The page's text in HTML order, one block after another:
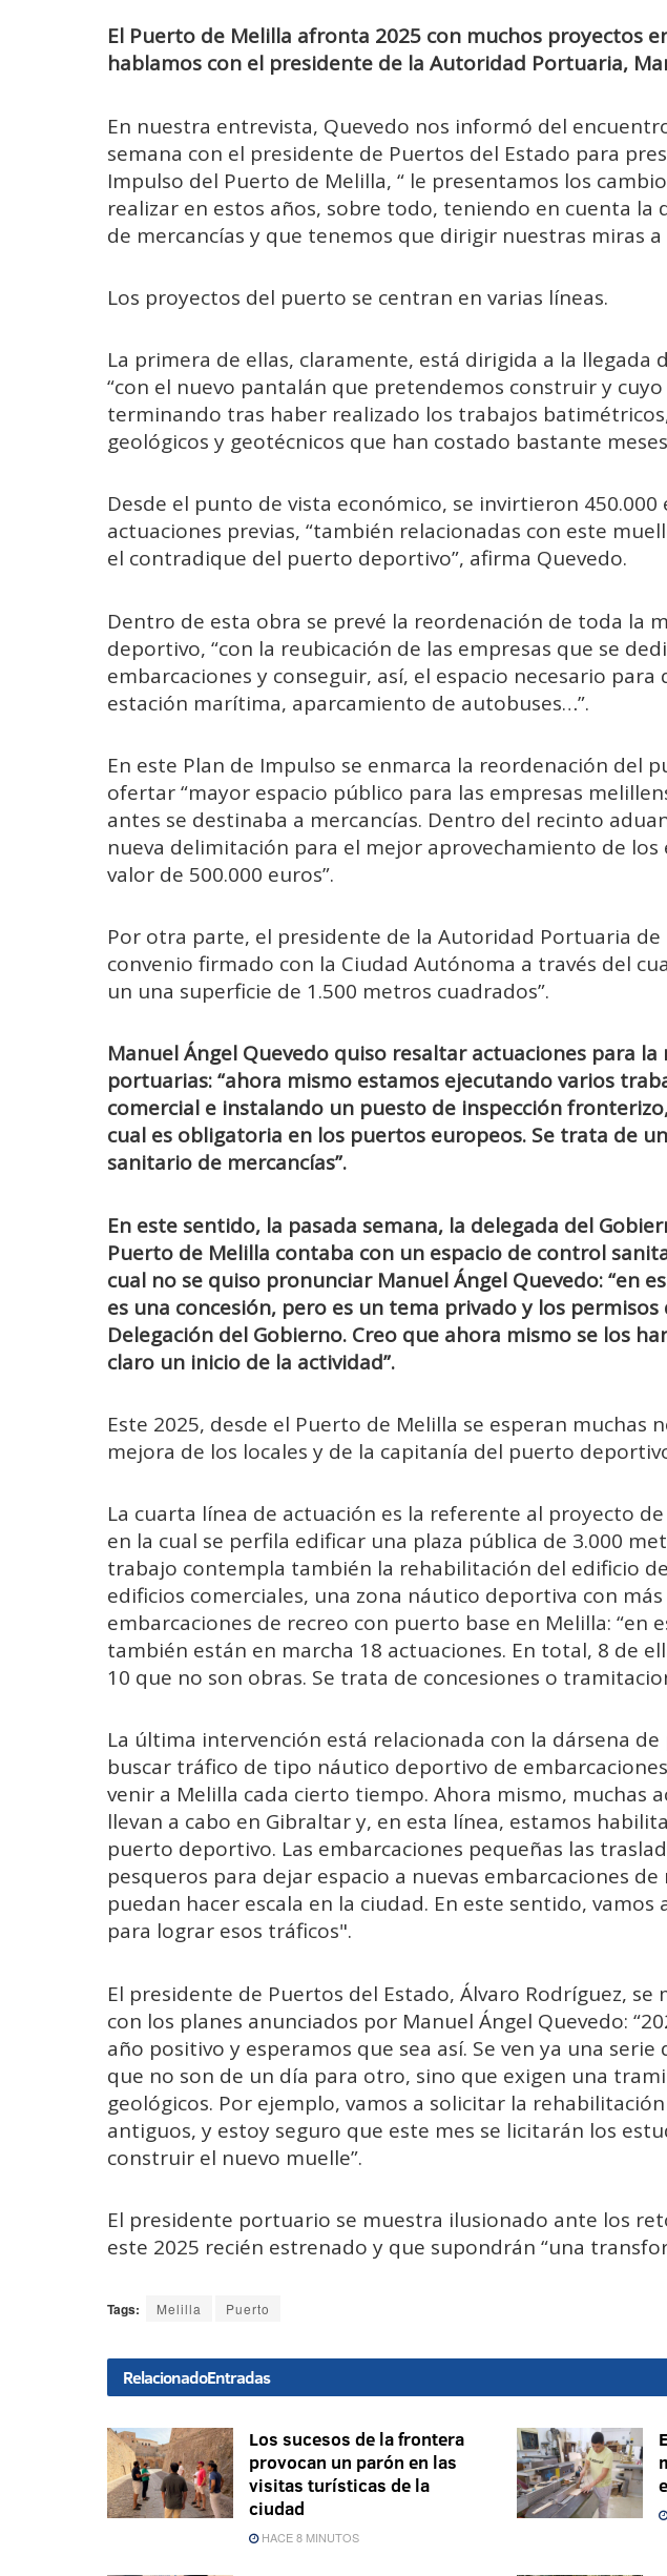
El Puerto de Melilla afronta 2025 con muchos proyectos
hablamos con el presidente de la Autoridad Portuaria,
En nuestra entrevista, Quevedo nos informó del
semana con el presidente de Puertos del Estado para
Impulso del Puerto de Melilla, “ le presentamos los
realizar en estos años, sobre todo, teniendo en cuenta la
de mercancías y que tenemos que dirigir nuestras miras a
Los proyectos del puerto se centran en varias líneas.
La primera de ellas, claramente, está dirigida a la llegada
“con el nuevo pantalán que pretendemos construir y
terminando tras haber realizado los trabajos
geológicos y geotécnicos que han costado bastante
Desde el punto de vista económico, se invirtieron 450.000
actuaciones previas, “también relacionadas con este
el contradique del puerto deportivo”, afirma Quevedo.
Dentro de esta obra se prevé la reordenación de toda la
deportivo, “con la reubicación de las empresas que se
embarcaciones y conseguir, así, el espacio necesario para
estación marítima, aparcamiento de autobuses…”.
En este Plan de Impulso se enmarca la reordenación del
ofertar “mayor espacio público para las empresas
antes se destinaba a mercancías. Dentro del recinto
nueva delimitación para el mejor aprovechamiento de
valor de 500.000 euros”.
Por otra parte, el presidente de la Autoridad Portuaria de
convenio firmado con la Ciudad Autónoma a través del
un una superficie de 1.500 metros cuadrados”.
Manuel Ángel Quevedo quiso resaltar actuaciones para
portuarias: “ahora mismo estamos ejecutando varios
comercial e instalando un puesto de inspección
cual es obligatoria en los puertos europeos. Se trata de
sanitario de mercancías”.
En este sentido, la pasada semana, la delegada del
Puerto de Melilla contaba con un espacio de control
cual no se quiso pronunciar Manuel Ángel Quevedo: “en
es una concesión, pero es un tema privado y los
Delegación del Gobierno. Creo que ahora mismo se los
claro un inicio de la actividad”.
Este 2025, desde el Puerto de Melilla se esperan muchas
mejora de los locales y de la capitanía del puerto
La cuarta línea de actuación es la referente al proyecto
en la cual se perfila edificar una plaza pública de 3.000
trabajo contempla también la rehabilitación del edificio
edificios comerciales, una zona náutico deportiva con
embarcaciones de recreo con puerto base en Melilla: “en
también están en marcha 18 actuaciones. En total, 8 de
10 que no son obras. Se trata de concesiones o
La última intervención está relacionada con la dársena de
buscar tráfico de tipo náutico deportivo de
venir a Melilla cada cierto tiempo. Ahora mismo, muchas
llevan a cabo en Gibraltar y, en esta línea, estamos
puerto deportivo. Las embarcaciones pequeñas las
pesqueros para dejar espacio a nuevas embarcaciones
puedan hacer escala en la ciudad. En este sentido, vamos
para lograr esos tráficos".
El presidente de Puertos del Estado, Álvaro Rodríguez,
con los planes anunciados por Manuel Ángel Quevedo:
año positivo y esperamos que sea así. Se ven ya una serie
que no son de un día para otro, sino que exigen una
geológicos. Por ejemplo, vamos a solicitar la
antiguos, y estoy seguro que este mes se licitarán los
construir el nuevo muelle”.
El presidente portuario se muestra ilusionado ante los
este 2025 recién estrenado y que supondrán “una
Tags: Melilla Puerto
RelacionadoEntradas
Los sucesos de la frontera
provocan un parón en las
visitas turísticas de la
ciudad
HACE 8 MINUTOS